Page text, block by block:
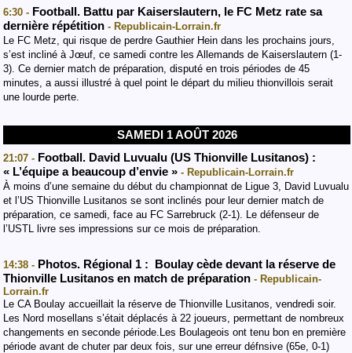
6:30 - Football. Battu par Kaiserslautern, le FC Metz rate sa
dernière répétition - Republicain-Lorrain.fr
Le FC Metz, qui risque de perdre Gauthier Hein dans les prochains jours,
s’est incliné à Jœuf, ce samedi contre les Allemands de Kaiserslautern (1-
3). Ce dernier match de préparation, disputé en trois périodes de 45
minutes, a aussi illustré à quel point le départ du milieu thionvillois serait
une lourde perte.
SAMEDI 1 AOÛT 2026
21:07 - Football. David Luvualu (US Thionville Lusitanos) :
« L’équipe a beaucoup d’envie » - Republicain-Lorrain.fr
À moins d’une semaine du début du championnat de Ligue 3, David Luvualu
et l’US Thionville Lusitanos se sont inclinés pour leur dernier match de
préparation, ce samedi, face au FC Sarrebruck (2-1). Le défenseur de
l’USTL livre ses impressions sur ce mois de préparation.
14:38 - Photos. Régional 1 : Boulay cède devant la réserve de
Thionville Lusitanos en match de préparation - Republicain-
Lorrain.fr
Le CA Boulay accueillait la réserve de Thionville Lusitanos, vendredi soir.
Les Nord mosellans s’était déplacés à 22 joueurs, permettant de nombreux
changements en seconde période.Les Boulageois ont tenu bon en première
période avant de chuter par deux fois, sur une erreur défnsive (65e, 0-1)